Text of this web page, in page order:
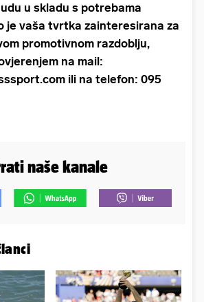
u skladu s potrebama
je vaša tvrtka zainteresirana za
promotivnom razdoblju,
na mail:
ili na telefon: 095
naše kanale